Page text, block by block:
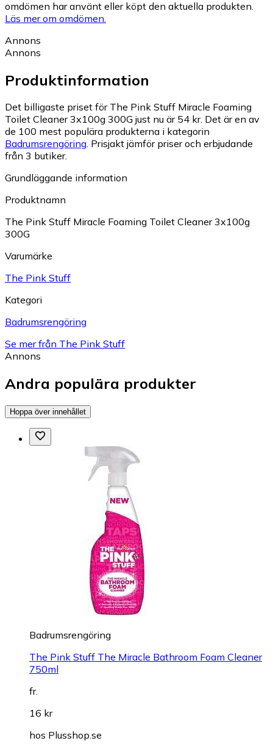
omdömen har använt eller köpt den aktuella produkten.
Läs mer om omdömen.
Annons
Annons
Produktinformation
Det billigaste priset för The Pink Stuff Miracle Foaming
Toilet Cleaner 3x100g 300G just nu är 54 kr. Det är en av
de 100 mest populära produkterna i kategorin
Badrumsrengöring. Prisjakt jämför priser och erbjudande
från 3 butiker.
Grundläggande information
Produktnamn
The Pink Stuff Miracle Foaming Toilet Cleaner 3x100g
300G
Varumärke
The Pink Stuff
Kategori
Badrumsrengöring
Se mer från The Pink Stuff
Annons
Andra populära produkter
Hoppa över innehållet
Badrumsrengöring
The Pink Stuff The Miracle Bathroom Foam Cleaner
750ml
fr.
16 kr
hos Plusshop.se